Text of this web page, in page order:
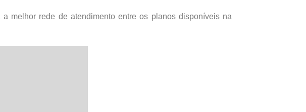
melhor rede de atendimento entre os planos disponíveis na